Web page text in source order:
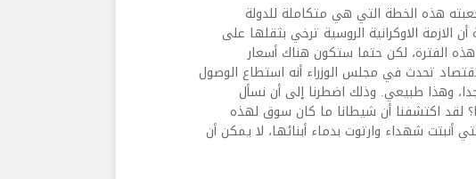
هذه الخطة التي هي متكاملة للدولة
الازمة الاوكرانية الروسية ترخي بثقلها على
هذه الفترة، لكن حتما ستكون هناك أسعار
تحدث في مجلس الوزراء أنه استطاع الوصول
وهذا طبيعي. وذلك اضطرنا إلى أن نسأل
لقد اكتشفنا أن شيطانا ما كان سوق لهذه
أنبتت شهداء وارتوت بدماء أبنائها، لا يمكن أن